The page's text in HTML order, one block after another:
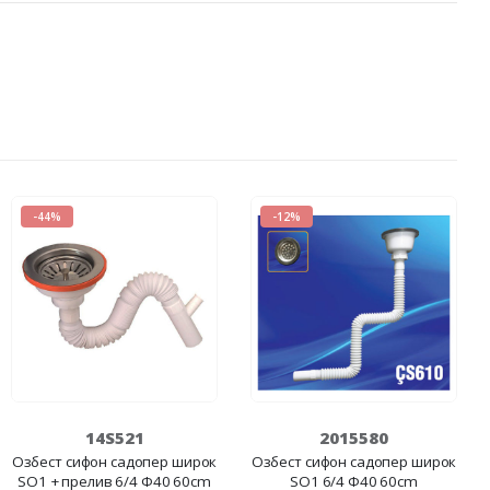
-44%
14S521
Озбест сифон садопер широк
SO1 + прелив 6/4 Ф40 60cm
-12%
2015580
Озбест сифон садопер широк
SO1 6/4 Ф40 60cm